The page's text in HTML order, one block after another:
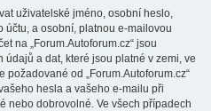
uživatelské jméno, osobní heslo,
a osobní, platnou e-mailovou
na „Forum.Autoforum.cz“ jsou
a dat, které jsou platné v zemi, ve
od „Forum.Autoforum.cz“
hesla a vašeho e-mailu při
nebo dobrovolné. Ve všech případech